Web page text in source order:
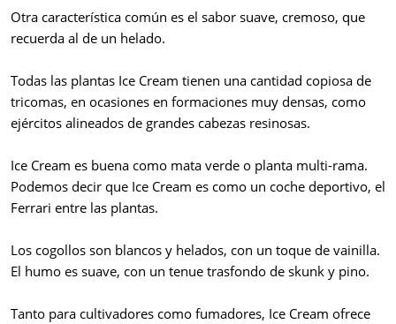
Otra característica común es el sabor suave, cremoso, que
recuerda al de un helado.
Todas las plantas Ice Cream tienen una cantidad copiosa de
tricomas, en ocasiones en formaciones muy densas, como
ejércitos alineados de grandes cabezas resinosas.
Ice Cream es buena como mata verde o planta multi-rama.
Podemos decir que Ice Cream es como un coche deportivo, el
Ferrari entre las plantas.
Los cogollos son blancos y helados, con un toque de vainilla.
El humo es suave, con un tenue trasfondo de skunk y pino.
Tanto para cultivadores como fumadores, Ice Cream ofrece